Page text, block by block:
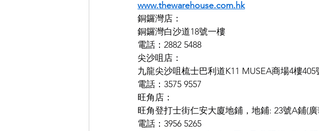
www.thewarehouse.com.hk
銅鑼灣店：
銅鑼灣白沙道18號一樓
電話：2882 5488
尖沙咀店：
九龍尖沙咀梳士巴利道K11 MUSEA商場4樓405
電話：3575 9557
旺角店：
旺角登打士街仁安大廈地鋪，地鋪: 23號A鋪(
電話：3956 5265